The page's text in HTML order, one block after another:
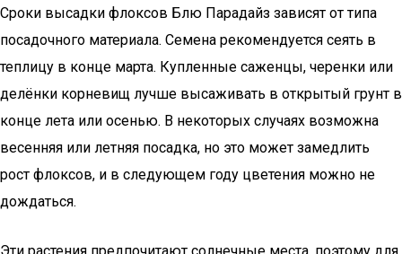
Сроки высадки флоксов Блю Парадайз зависят от типа
посадочного материала. Семена рекомендуется сеять в
теплицу в конце марта. Купленные саженцы, черенки или
делёнки корневищ лучше высаживать в открытый грунт в
конце лета или осенью. В некоторых случаях возможна
весенняя или летняя посадка, но это может замедлить
рост флоксов, и в следующем году цветения можно не
дождаться.